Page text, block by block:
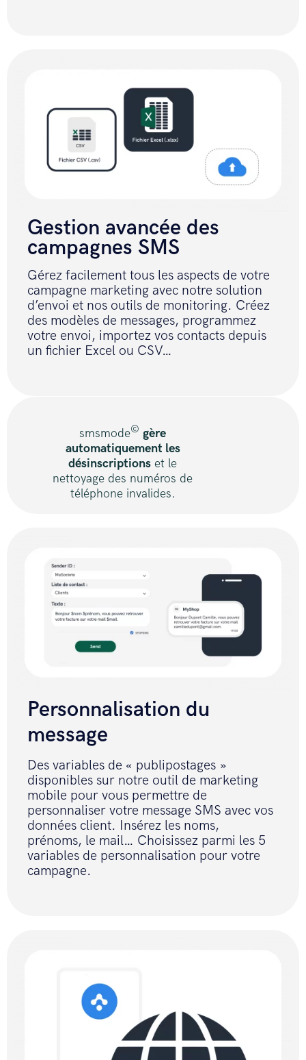
Gestion avancée des
campagnes SMS
Gérez facilement tous les aspects de votre
campagne marketing avec notre solution
d’envoi et nos outils de monitoring. Créez
des modèles de messages, programmez
votre envoi, importez vos contacts depuis
un fichier Excel ou CSV…
smsmode© gère
automatiquement les
désinscriptions et le
nettoyage des numéros de
téléphone invalides.
Personnalisation du
message
Des variables de « publipostages »
disponibles sur notre outil de marketing
mobile pour vous permettre de
personnaliser votre message SMS avec vos
données client. Insérez les noms,
prénoms, le mail… Choisissez parmi les 5
variables de personnalisation pour votre
campagne.